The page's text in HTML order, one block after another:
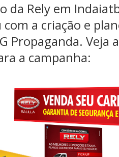
da Rely em
a criação e
Propaganda. Veja
a campanha: